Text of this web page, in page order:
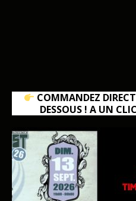
COMMANDEZ
DESSOUS ! A UN